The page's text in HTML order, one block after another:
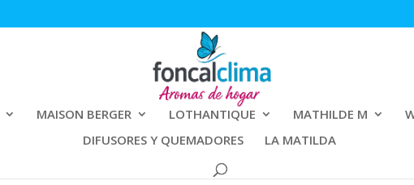
MAISON BERGER LOTHANTIQUE MATHILDE M
DIFUSORES Y QUEMADORES
LA MATILDA